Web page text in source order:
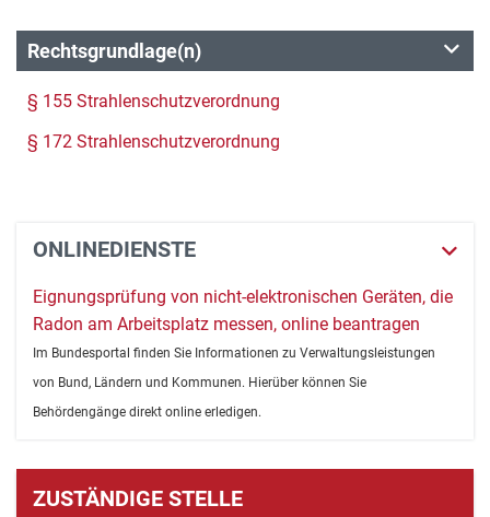
Rechtsgrundlage(n)
§ 155 Strahlenschutzverordnung
§ 172 Strahlenschutzverordnung
ONLINEDIENSTE
Eignungsprüfung von nicht-elektronischen Geräten, die
Radon am Arbeitsplatz messen, online beantragen
Im Bundesportal finden Sie Informationen zu Verwaltungsleistungen
von Bund, Ländern und Kommunen. Hierüber können Sie
Behördengänge direkt online erledigen.
ZUSTÄNDIGE STELLE